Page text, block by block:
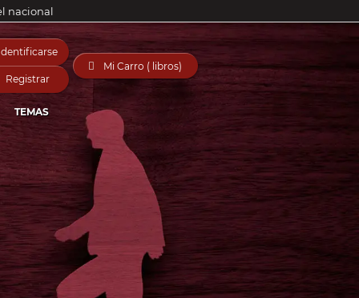
nacional
Registrar
 Mi Carro ( libros)
TEMAS